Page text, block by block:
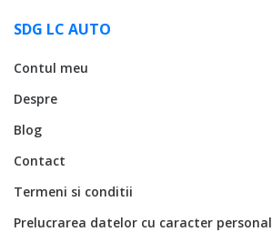
SDG LC AUTO
Contul meu
Despre
Blog
Contact
Termeni si conditii
Prelucrarea datelor cu caracter personal